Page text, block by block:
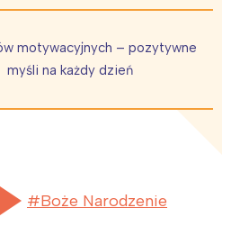
motywacyjnych – pozytywne
myśli na każdy dzień
Boże Narodzenie